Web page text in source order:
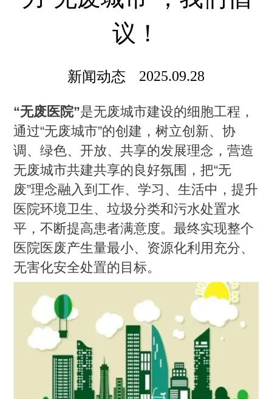
议！
新闻动态 2025.09.28
“无废医院”是无废城市建设的细胞工程，
通过“无废城市”的创建，树立创新、协
调、绿色、开放、共享的发展理念，营造
无废城市共建共享的良好氛围，把“无
废”理念融入到工作、学习、生活中，提升
医院环境卫生、垃圾分类和污水处置水
平，不断提高患者满意度。最终实现整个
医院医废产生量最小、资源化利用充分、
无害化安全处置的目标。